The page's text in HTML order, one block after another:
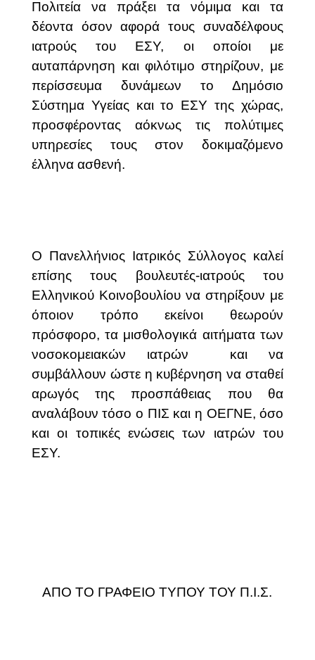
Πολιτεία να πράξει τα νόμιμα και τα
δέοντα όσον αφορά τους συναδέλφους
ιατρούς του ΕΣΥ, οι οποίοι με
αυταπάρνηση και φιλότιμο στηρίζουν, με
περίσσευμα δυνάμεων το Δημόσιο
Σύστημα Υγείας και το ΕΣΥ της χώρας,
προσφέροντας αόκνως τις πολύτιμες
υπηρεσίες τους στον δοκιμαζόμενο
έλληνα ασθενή.
Ο Πανελλήνιος Ιατρικός Σύλλογος καλεί
επίσης τους βουλευτές-ιατρούς του
Ελληνικού Κοινοβουλίου να στηρίξουν με
όποιον τρόπο εκείνοι θεωρούν
πρόσφορο, τα μισθολογικά αιτήματα των
νοσοκομειακών ιατρών
και να
συμβάλλουν ώστε η κυβέρνηση να σταθεί
αρωγός της προσπάθειας που θα
αναλάβουν τόσο ο ΠΙΣ και η ΟΕΓΝΕ, όσο
και οι τοπικές ενώσεις των ιατρών του
ΕΣΥ.
ΑΠΟ ΤΟ ΓΡΑΦΕΙΟ ΤΥΠΟΥ ΤΟΥ Π.Ι.Σ.